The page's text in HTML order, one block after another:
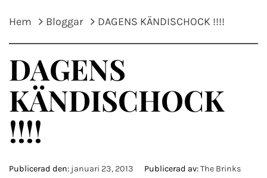
Hem Bloggar DAGENS KÄNDISCHOCK !!!!
DAGENS
KÄNDISCHOCK
!!!!
Publicerad den: januari 23, 2013 Publicerad av:The Brinks